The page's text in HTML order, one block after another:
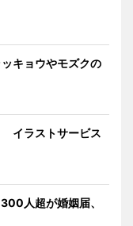
キョウやモズクの
イラストサービス
人超が婚姻届、